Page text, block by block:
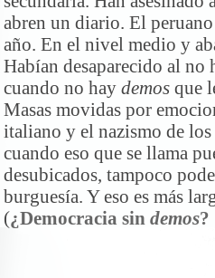
abren un diario. El
año. En el nivel medio y
Habían desaparecido al no
cuando no hay demos que
Masas movidas por
italiano y el nazismo de
cuando eso que se llama
desubicados, tampoco
burguesía. Y eso es más
(¿Democracia sin demos?